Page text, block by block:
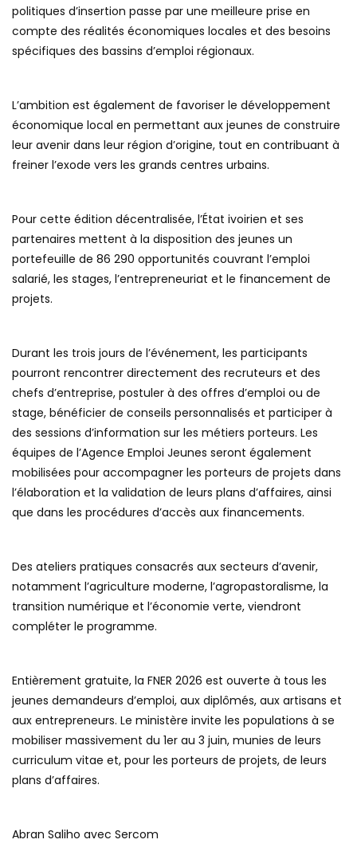
politiques d’insertion passe par une meilleure prise en
compte des réalités économiques locales et des besoins
spécifiques des bassins d’emploi régionaux.
L’ambition est également de favoriser le développement
économique local en permettant aux jeunes de construire
leur avenir dans leur région d’origine, tout en contribuant à
freiner l’exode vers les grands centres urbains.
Pour cette édition décentralisée, l’État ivoirien et ses
partenaires mettent à la disposition des jeunes un
portefeuille de 86 290 opportunités couvrant l’emploi
salarié, les stages, l’entrepreneuriat et le financement de
projets.
Durant les trois jours de l’événement, les participants
pourront rencontrer directement des recruteurs et des
chefs d’entreprise, postuler à des offres d’emploi ou de
stage, bénéficier de conseils personnalisés et participer à
des sessions d’information sur les métiers porteurs. Les
équipes de l’Agence Emploi Jeunes seront également
mobilisées pour accompagner les porteurs de projets dans
l’élaboration et la validation de leurs plans d’affaires, ainsi
que dans les procédures d’accès aux financements.
Des ateliers pratiques consacrés aux secteurs d’avenir,
notamment l’agriculture moderne, l’agropastoralisme, la
transition numérique et l’économie verte, viendront
compléter le programme.
Entièrement gratuite, la FNER 2026 est ouverte à tous les
jeunes demandeurs d’emploi, aux diplômés, aux artisans et
aux entrepreneurs. Le ministère invite les populations à se
mobiliser massivement du 1er au 3 juin, munies de leurs
curriculum vitae et, pour les porteurs de projets, de leurs
plans d’affaires.
Abran Saliho avec Sercom